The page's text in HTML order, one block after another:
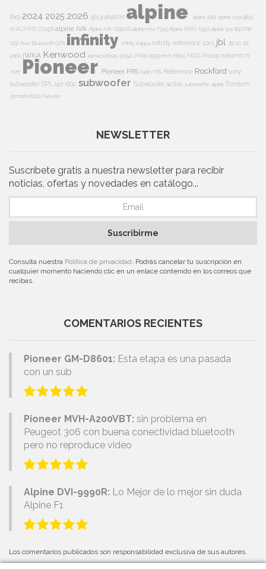
6x9 2024 2025 2026 9613i9846RM alpine alpine 105r alpine cda 9812
rbALPINE D105Ralpine IVA Alpine IVA-D900Ralpine mrv-f345Alpine MRV-f450alpine spxalpine
v12 Avic BluetoothGPS infinity Infinity kappa Infinity reference 10cs jbl Jbl 20 Jbl
2060 jWKA Kenwood kenwood kac-ps521 MRA d550mrd-m605 MRD-M1005 nakamichi
nve Pioneer Pioneer PRS radio rds Reference Rockford sony
subwoofer SPL spr-60c subwoofer Subwoofer activo subwoofer alpine Tomtom
tomtom 6000Tweeter
NEWSLETTER
Suscríbete gratis a nuestra newsletter para recibir
noticias, ofertas y novedades en catálogo...
Suscribirme
Consulta nuestra Política de privacidad. Podrás cancelar tu suscripción en
cualquier momento haciendo clic en un enlace contenido en los correos que
recibas.
COMENTARIOS RECIENTES
Pioneer GM-D8601: Esta etapa es una pasada
con un sub
Pioneer MVH-A200VBT: sin problema en
Peugeot 306 con buena conectividad bluetooth
pero no reproduce video
Alpine DVI-9990R: Lo Mejor de lo mejor sin duda
Alpine F1
Los comentarios publicados son responsabilidad exclusiva de sus autores.